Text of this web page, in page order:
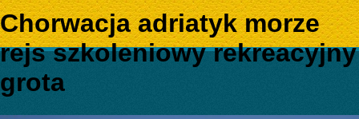
Chorwacja adriatyk morze
rejs szkoleniowy rekreacyjny
grota